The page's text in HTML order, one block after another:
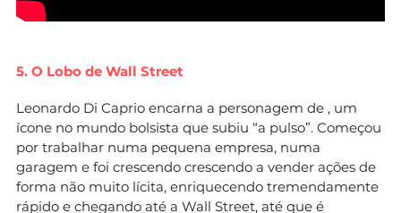
5. O Lobo de Wall Street
Leonardo Di Caprio encarna a personagem de , um
ícone no mundo bolsista que subiu “a pulso”. Começou
por trabalhar numa pequena empresa, numa
garagem e foi crescendo crescendo a vender ações de
forma não muito lícita, enriquecendo tremendamente
rápido e chegando até a Wall Street, até que é